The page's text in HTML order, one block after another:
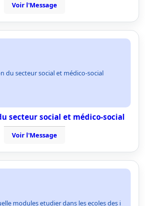
Voir l'Message
du secteur social et médico-social
secteur social et médico-social
Voir l'Message
modules etudier dans les ecoles des i